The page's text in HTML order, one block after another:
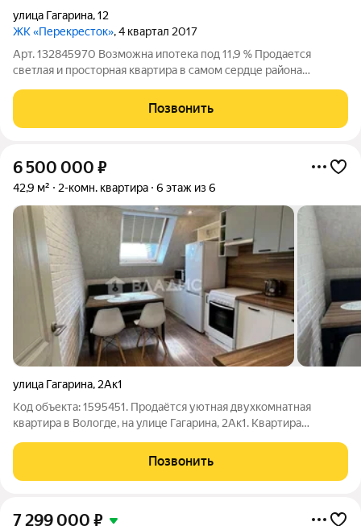
улица Гагарина,12
ЖК «Перекресток», 4 квартал 2017
Арт. 132845970 Возможна ипотека под 11,9 % Продается
светлая и просторная квартира в самом сердце района
техника( в том числе холодильник и стиральная машина),
карнизы, шторы и светильники. -
Позвонить
6 500 000 ₽
42,9 м² 2-комн. квартира 6 этаж из 6
улица Гагарина, 2Ак1
Код объекта: 1595451. Продаётся уютная двухкомнатная
квартира в Вологде, на улице Гагарина, 2Ак1. Квартира
Кирпичное здание построено в 2010 году. В квартире сделан
Позвонить
7 299 000 ₽